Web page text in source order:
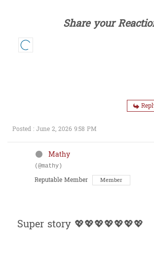
Share your
Posted : June 2, 2026 9:58 PM
Mathy
(@mathy)
Reputable Member Member
Super story 💖💖💖💖💖💖💖